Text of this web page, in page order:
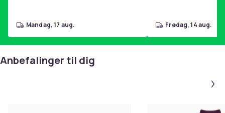
mandag, 17 aug. fredag, 14 aug.
Anbefalinger til dig